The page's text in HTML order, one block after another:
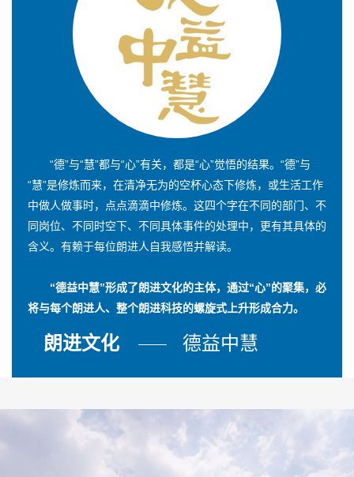
“德”与“慧”都与“心”有关，都是“心”觉悟的结果。“德”与
“慧”是修炼而来，在清净无为的空杯心态下修炼，或生活工作
中做人做事时，点点滴滴中修炼。这四个字在不同的部门、不
同岗位、不同时空下、不同具体事件的处理中，更有其具体的
含义。有赖于每位朗进人自我感悟并解读。
“德益中慧”形成了朗进文化的主体，通过“心”的聚集，必
将与每个朗进人、整个朗进科技的螺旋式上升形成合力。
朗进文化 德益中慧